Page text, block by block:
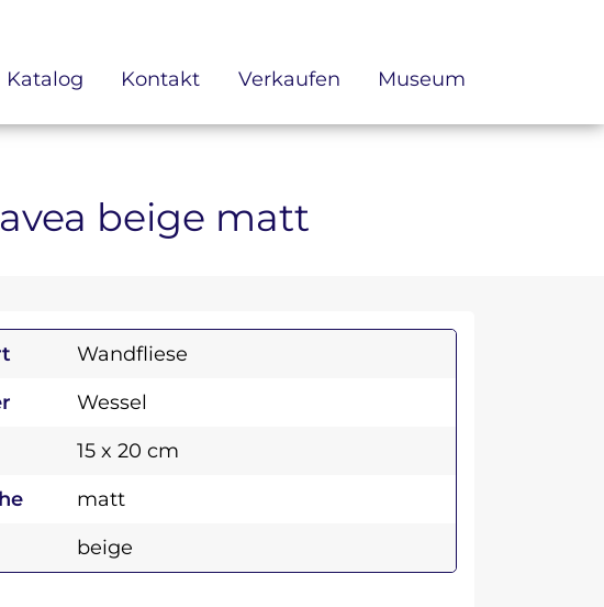
Katalog Kontakt Verkaufen Museum
beige matt
Wandfliese
Wessel
15 x 20 cm
matt
beige